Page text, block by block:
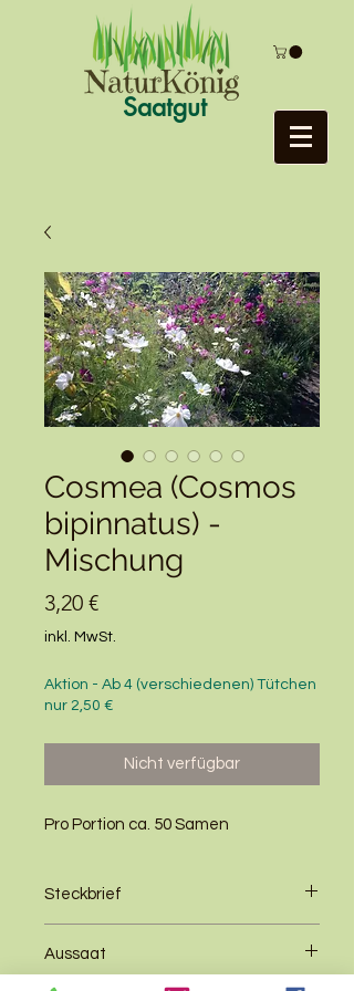
Saatgut
Cosmea (Cosmos
bipinnatus) -
Mischung
3,20 €Preis
inkl. MwSt.
Aktion - Ab 4 (verschiedenen) Tütchen
nur 2,50 €
Nicht verfügbar
Pro Portion ca. 50 Samen
Steckbrief
Aussaat